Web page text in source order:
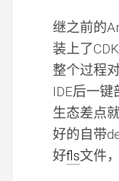
继之前的
装上了
整个过程
IDE后一键
生态差点
好的自带
好fls文件